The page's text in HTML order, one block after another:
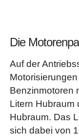
Die
Auf der
Benzinmotoren
Litern Hubraum
Hubraum. Das
sich dabei von